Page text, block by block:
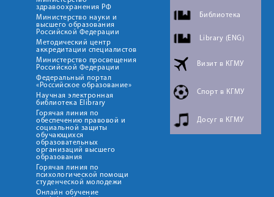
здравоохранения РФ
Министерство науки и
высшего образования
Российской Федерации
Методический центр
аккредитации специалистов
Министерство просвещения
Российской Федерации
Федеральный портал
«Российское образование»
Научная электронная
библиотека Elibrary
Горячая линия по
обеспечению правовой и
социальной защиты
обучающихся
образовательных
организаций высшего
образования
Горячая линия по
психологической помощи
студенческой молодежи
Онлайн обучение
Библиотека
Library (ENG)
Визит в КГМУ
Спорт в КГМУ
Досуг в КГМУ